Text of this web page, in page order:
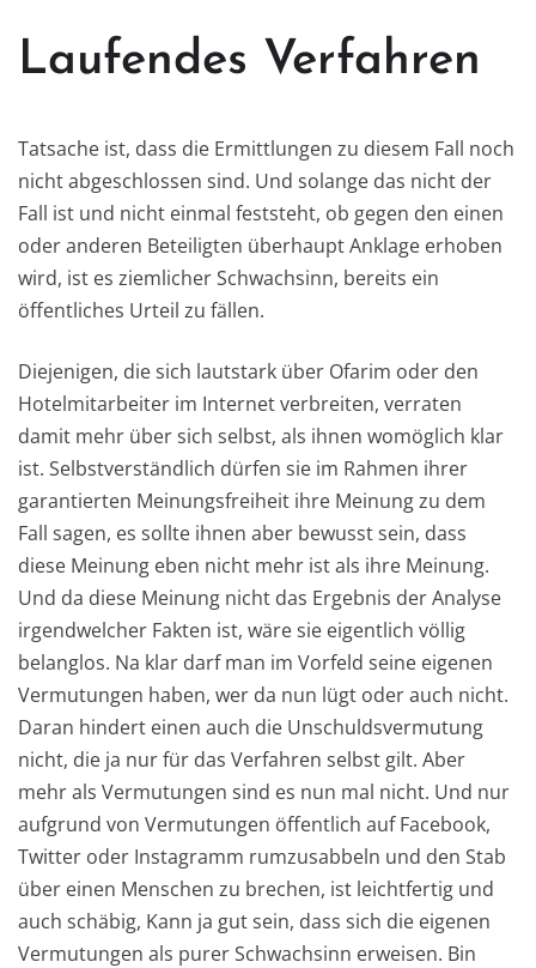
Laufendes Verfahren
Tatsache ist, dass die Ermittlungen zu diesem Fall noch
nicht abgeschlossen sind. Und solange das nicht der
Fall ist und nicht einmal feststeht, ob gegen den einen
oder anderen Beteiligten überhaupt Anklage erhoben
wird, ist es ziemlicher Schwachsinn, bereits ein
öffentliches Urteil zu fällen.
Diejenigen, die sich lautstark über Ofarim oder den
Hotelmitarbeiter im Internet verbreiten, verraten
damit mehr über sich selbst, als ihnen womöglich klar
ist. Selbstverständlich dürfen sie im Rahmen ihrer
garantierten Meinungsfreiheit ihre Meinung zu dem
Fall sagen, es sollte ihnen aber bewusst sein, dass
diese Meinung eben nicht mehr ist als ihre Meinung.
Und da diese Meinung nicht das Ergebnis der Analyse
irgendwelcher Fakten ist, wäre sie eigentlich völlig
belanglos. Na klar darf man im Vorfeld seine eigenen
Vermutungen haben, wer da nun lügt oder auch nicht.
Daran hindert einen auch die Unschuldsvermutung
nicht, die ja nur für das Verfahren selbst gilt. Aber
mehr als Vermutungen sind es nun mal nicht. Und nur
aufgrund von Vermutungen öffentlich auf Facebook,
Twitter oder Instagramm rumzusabbeln und den Stab
über einen Menschen zu brechen, ist leichtfertig und
auch schäbig, Kann ja gut sein, dass sich die eigenen
Vermutungen als purer Schwachsinn erweisen. Bin